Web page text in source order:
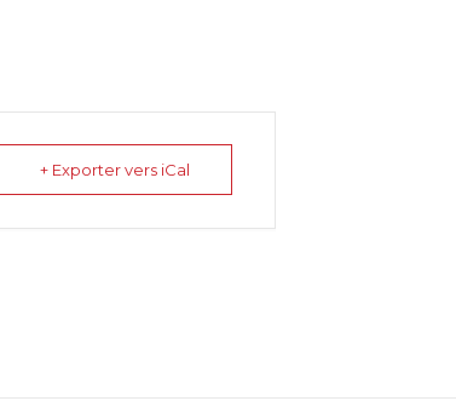
+ Exporter vers iCal